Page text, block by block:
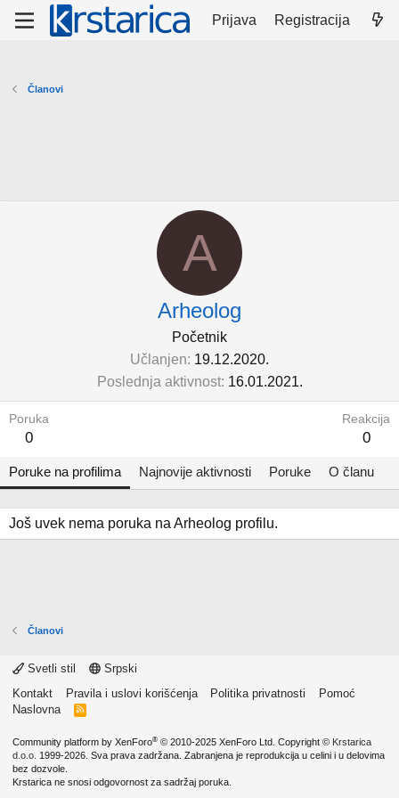
Prijava Registracija
Članovi
A
Arheolog
Početnik
Učlanjen 19.12.2020.
Poslednja aktivnost 16.01.2021.
Poruka
0
Reakcija
0
Poruke na profilima Najnovije aktivnosti Poruke O članu
Još uvek nema poruka na Arheolog profilu.
Članovi
Svetli stil
Srpski
Kontakt
Pravila i uslovi korišćenja Politika privatnosti
Pomoć
Naslovna
R
Community platform by XenForo® © 2010-2025 XenForo Ltd. Copyright © Krstarica
d.o.o. 1999-2026. Sva prava zadržana. Zabranjena je reprodukcija u celini i u delovima
bez dozvole.
Krstarica ne snosi odgovornost za sadržaj poruka.